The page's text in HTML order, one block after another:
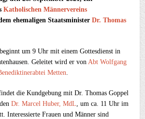
Katholischen Männervereins
ehemaligen StaatsministerDr. Thomas
um 9 Uhr mit einem Gottesdienst in
Geleitet wird er vonAbt Wolfgang
Metten.
die Kundgebung mit Dr. Thomas Goppel
Dr. Marcel Huber, MdL, um ca. 11 Uhr im
Interessierte Frauen und Männer sind